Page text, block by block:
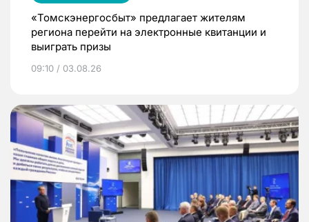
«Томскэнергосбыт» предлагает жителям
региона перейти на электронные квитанции и
выиграть призы
09:10 / 03.08.26